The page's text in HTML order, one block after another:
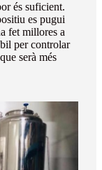
és suficient.
es pugui
fet millores a
per controlar
serà més